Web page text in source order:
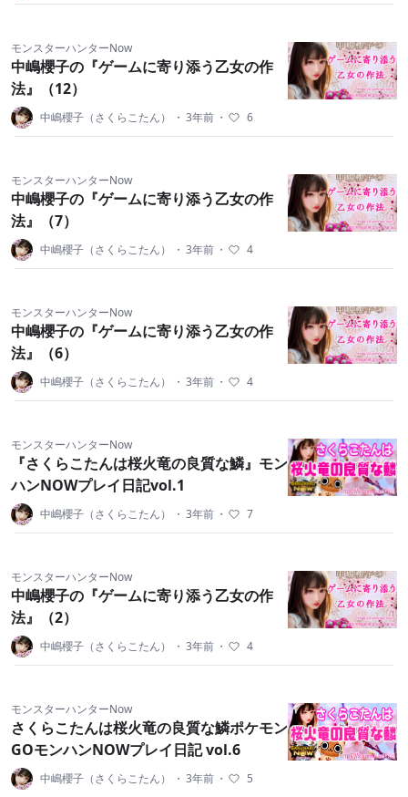
モンスターハンターNow
中嶋櫻子の『ゲームに寄り添う乙女の作
法』（12）
中嶋櫻子（さくらこたん） ・ 3年前 ・ 6
モンスターハンターNow
中嶋櫻子の『ゲームに寄り添う乙女の作
法』（7）
中嶋櫻子（さくらこたん） ・ 3年前 ・ 4
モンスターハンターNow
中嶋櫻子の『ゲームに寄り添う乙女の作
法』（6）
中嶋櫻子（さくらこたん） ・ 3年前 ・ 4
モンスターハンターNow
『さくらこたんは桜火竜の良質な鱗』モン
ハンNOWプレイ日記vol.1
中嶋櫻子（さくらこたん） ・ 3年前 ・ 7
モンスターハンターNow
中嶋櫻子の『ゲームに寄り添う乙女の作
法』（2）
中嶋櫻子（さくらこたん） ・ 3年前 ・ 4
モンスターハンターNow
さくらこたんは桜火竜の良質な鱗ポケモン
GOモンハンNOWプレイ日記 vol.6
中嶋櫻子（さくらこたん） ・ 3年前 ・ 5